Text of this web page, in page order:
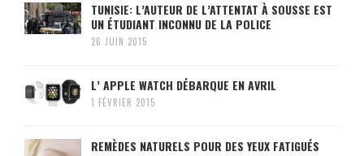
TUNISIE: L’AUTEUR DE L’ATTENTAT À SOUSSE EST
UN ÉTUDIANT INCONNU DE LA POLICE
26 JUIN 2015
L’ APPLE WATCH DÉBARQUE EN AVRIL
1 FÉVRIER 2015
REMÈDES NATURELS POUR DES YEUX FATIGUÉS